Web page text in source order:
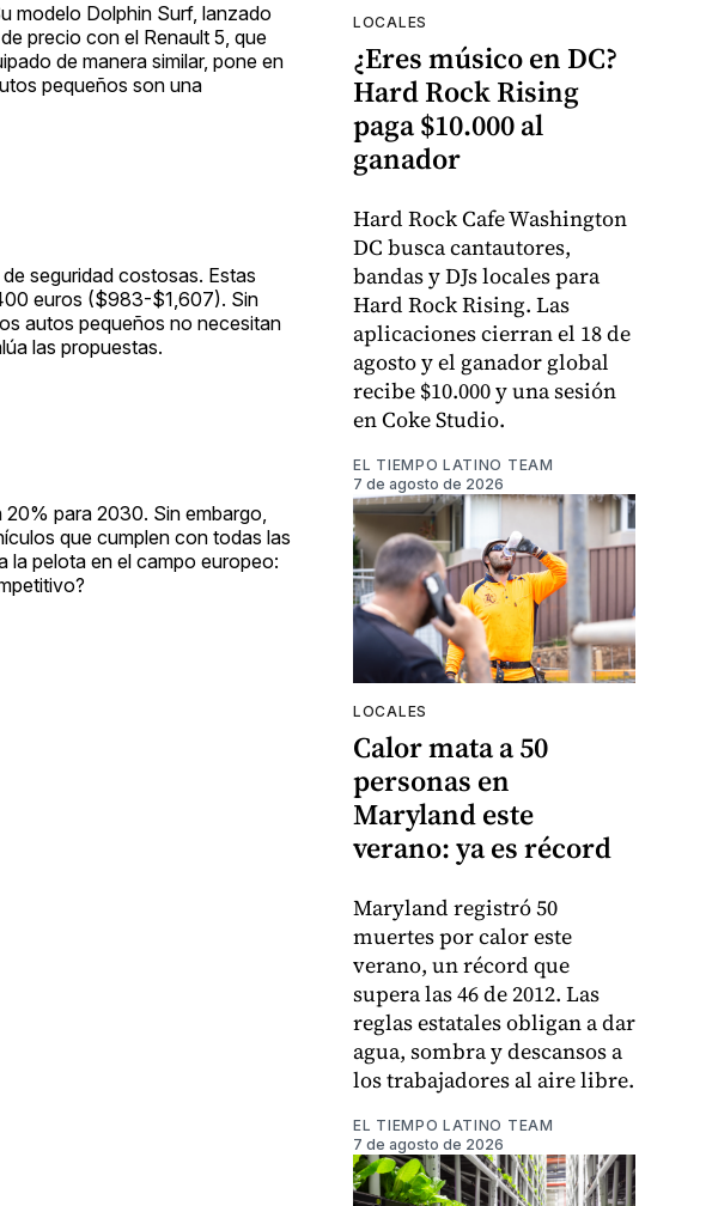
modelo Dolphin Surf, lanzado
precio con el Renault 5, que
de manera similar, pone en
pequeños son una
seguridad costosas. Estas
euros ($983-$1,607). Sin
autos pequeños no necesitan
las propuestas.
para 2030. Sin embargo,
que cumplen con todas las
la pelota en el campo europeo:
LOCALES
¿Eres músico en DC?
Hard Rock Rising
paga $10.000 al
ganador
Hard Rock Cafe Washington
DC busca cantautores,
bandas y DJs locales para
Hard Rock Rising. Las
aplicaciones cierran el 18 de
agosto y el ganador global
recibe $10.000 y una sesión
en Coke Studio.
EL TIEMPO LATINO TEAM
7 de agosto de 2026
LOCALES
Calor mata a 50
personas en
Maryland este
verano: ya es récord
Maryland registró 50
muertes por calor este
verano, un récord que
supera las 46 de 2012. Las
reglas estatales obligan a dar
agua, sombra y descansos a
los trabajadores al aire libre.
EL TIEMPO LATINO TEAM
7 de agosto de 2026